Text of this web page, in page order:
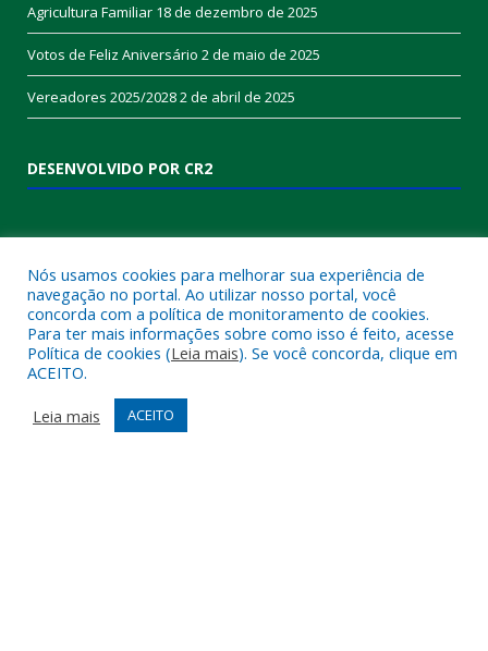
Agricultura Familiar 18 de dezembro de 2025
Votos de Feliz Aniversário 2 de maio de 2025
Vereadores 2025/20282 de abril de 2025
DESENVOLVIDO POR CR2
Muito mais que
Realizamos umaassessoria
contrato que todas as exigências das
Nós usamos cookies para melhorar sua experiência de
navegação no portal. Ao utilizar nosso portal, você
concorda com a política de monitoramento de cookies.
Para ter mais informações sobre como isso é feito, acesse
Política de cookies (Leia mais). Se você concorda, clique em
ACEITO.
Leia mais
ACEITO